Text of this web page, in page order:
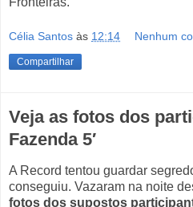
Célia Santos às 12:14 Nenhum
Compartilhar
Veja as fotos dos
Fazenda 5′
A Record tentou guardar
conseguiu. Vazaram na noite
fotos dos supostos